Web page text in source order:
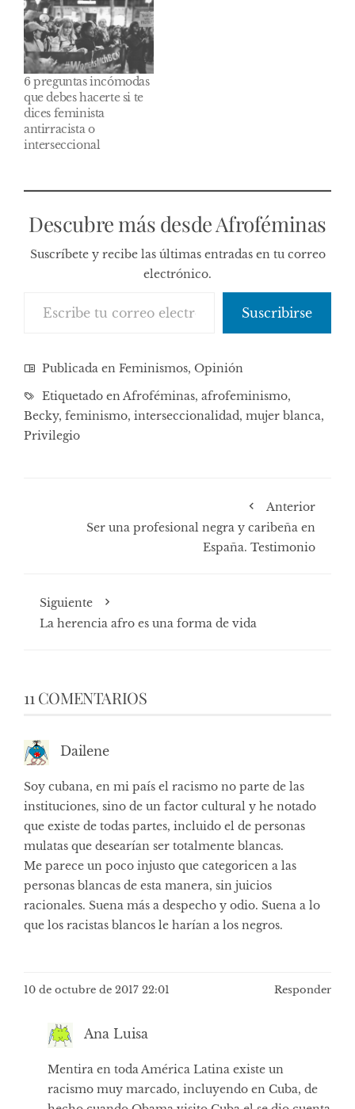
6 preguntas incómodas
que debes hacerte si te
dices feminista
antirracista o
interseccional
Descubre más desde Afroféminas
Suscríbete y recibe las últimas entradas en tu correo
electrónico.
Suscribirse
Publicada en Feminismos, Opinión
Etiquetado en Afroféminas, afrofeminismo,
Becky, feminismo, interseccionalidad, mujer blanca,
Privilegio
Anterior
Ser una profesional negra y caribeña en
España. Testimonio
Siguiente
La herencia afro es una forma de vida
11 COMENTARIOS
Dailene
Soy cubana, en mi país el racismo no parte de las
instituciones, sino de un factor cultural y he notado
que existe de todas partes, incluido el de personas
mulatas que desearían ser totalmente blancas.
Me parece un poco injusto que categoricen a las
personas blancas de esta manera, sin juicios
racionales. Suena más a despecho y odio. Suena a lo
que los racistas blancos le harían a los negros.
10 de octubre de 2017 22:01 Responder
Ana Luisa
Mentira en toda América Latina existe un
racismo muy marcado, incluyendo en Cuba, de